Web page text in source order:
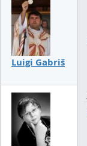
Luigi Gabriš